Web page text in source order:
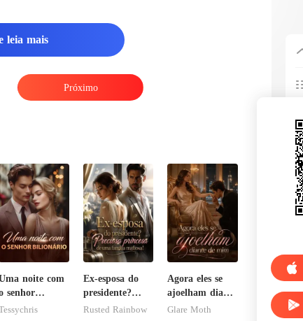
leia mais
Próximo
noite com
senhor
Ex-esposa do
presidente?
Preciosa
Rusted Rainbow
Agora eles se
ajoelham diante
de mim
Glare Moth